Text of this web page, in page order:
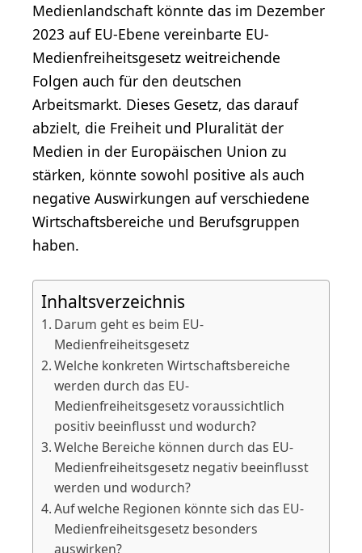
Medienlandschaft könnte das im Dezember
2023 auf EU-Ebene vereinbarte EU-
Medienfreiheitsgesetz weitreichende
Folgen auch für den deutschen
Arbeitsmarkt. Dieses Gesetz, das darauf
abzielt, die Freiheit und Pluralität der
Medien in der Europäischen Union zu
stärken, könnte sowohl positive als auch
negative Auswirkungen auf verschiedene
Wirtschaftsbereiche und Berufsgruppen
haben.
Inhaltsverzeichnis
Darum geht es beim EU-
Medienfreiheitsgesetz
Welche konkreten Wirtschaftsbereiche
werden durch das EU-
Medienfreiheitsgesetz voraussichtlich
positiv beeinflusst und wodurch?
Welche Bereiche können durch das EU-
Medienfreiheitsgesetz negativ beeinflusst
werden und wodurch?
Auf welche Regionen könnte sich das EU-
Medienfreiheitsgesetz besonders
auswirken?